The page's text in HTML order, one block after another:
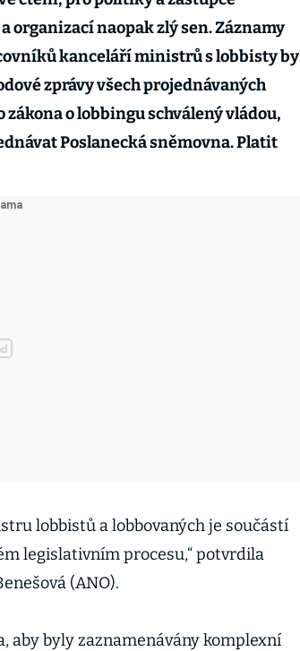
organizací naopak zlý sen. Záznamy
kanceláří ministrů s lobbisty by
zprávy všech projednávaných
o lobbingu schválený vládou,
Poslanecká sněmovna. Platit
lobbistů a lobbovaných je součástí
legislativním procesu,“ potvrdila
(ANO).
aby byly zaznamenávány komplexní